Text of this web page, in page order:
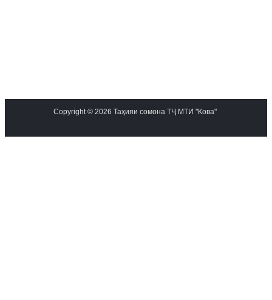
Copyright © 2026 Таҳияи сомона ТҶ МТИ "Кова"